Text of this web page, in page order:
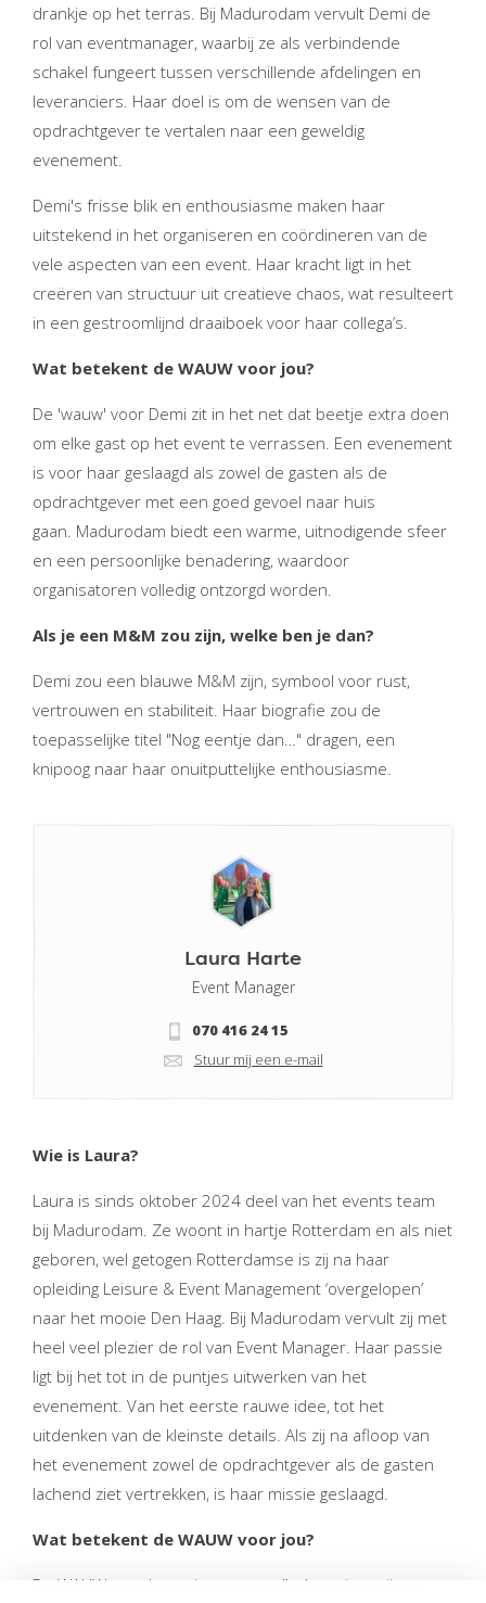
drankje op het terras. Bij Madurodam vervult Demi de
rol van eventmanager, waarbij ze als verbindende
schakel fungeert tussen verschillende afdelingen en
leveranciers. Haar doel is om de wensen van de
opdrachtgever te vertalen naar een geweldig
evenement.
Demi's frisse blik en enthousiasme maken haar
uitstekend in het organiseren en coördineren van de
vele aspecten van een event. Haar kracht ligt in het
creëren van structuur uit creatieve chaos, wat resulteert
in een gestroomlijnd draaiboek voor haar collega’s.
Wat betekent de WAUW voor jou?
De 'wauw' voor Demi zit in het net dat beetje extra doen
om elke gast op het event te verrassen. Een evenement
is voor haar geslaagd als zowel de gasten als de
opdrachtgever met een goed gevoel naar huis
gaan. Madurodam biedt een warme, uitnodigende sfeer
en een persoonlijke benadering, waardoor
organisatoren volledig ontzorgd worden.
Als je een M&M zou zijn, welke ben je dan?
Demi zou een blauwe M&M zijn, symbool voor rust,
vertrouwen en stabiliteit. Haar biografie zou de
toepasselijke titel "Nog eentje dan…" dragen, een
knipoog naar haar onuitputtelijke enthousiasme.
Laura Harte
Event Manager
070 416 24 15
Stuur mij een e-mail
Wie is Laura?
Laura is sinds oktober 2024 deel van het events team
bij Madurodam. Ze woont in hartje Rotterdam en als niet
geboren, wel getogen Rotterdamse is zij na haar
opleiding Leisure & Event Management ‘overgelopen’
naar het mooie Den Haag. Bij Madurodam vervult zij met
heel veel plezier de rol van Event Manager. Haar passie
ligt bij het tot in de puntjes uitwerken van het
evenement. Van het eerste rauwe idee, tot het
uitdenken van de kleinste details. Als zij na afloop van
het evenement zowel de opdrachtgever als de gasten
lachend ziet vertrekken, is haar missie geslaagd.
Wat betekent de WAUW voor jou?
De WAUW voor Laura is een totaalbelevenis creëren